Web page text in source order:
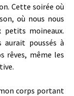
Cette soirée où
où nous nous
petits moineaux.
poussés à
rêves, même les
corps portant